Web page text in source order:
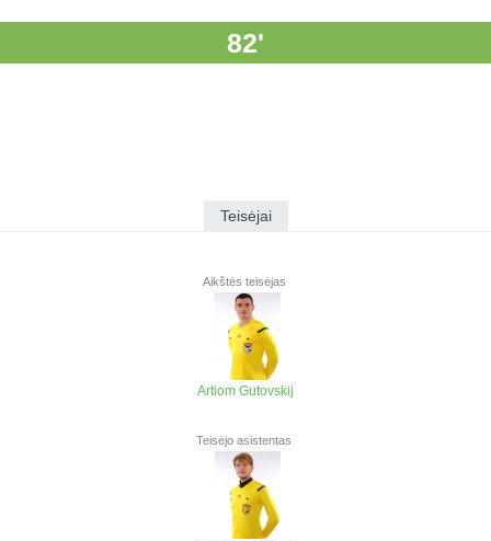
82'
Teisėjai
Aikštės teisėjas
Artiom Gutovskij
Teisėjo asistentas